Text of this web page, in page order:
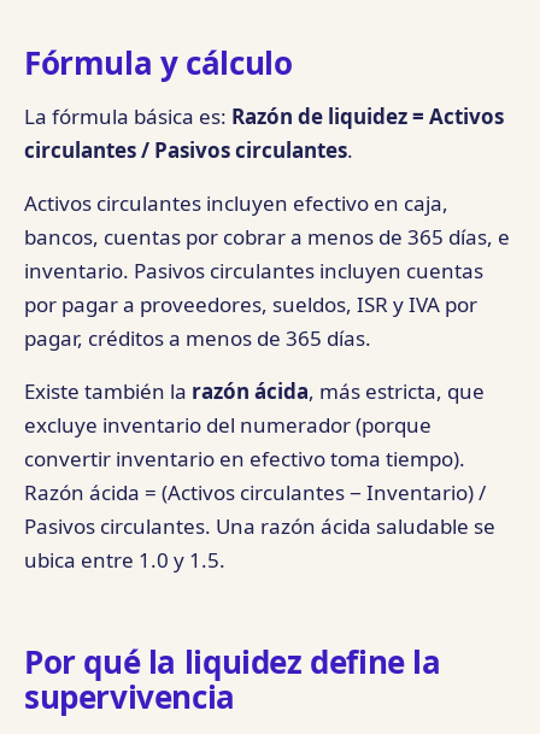
Fórmula y cálculo
La fórmula básica es: Razón de liquidez = Activos
circulantes / Pasivos circulantes.
Activos circulantes incluyen efectivo en caja,
bancos, cuentas por cobrar a menos de 365 días, e
inventario. Pasivos circulantes incluyen cuentas
por pagar a proveedores, sueldos, ISR y IVA por
pagar, créditos a menos de 365 días.
Existe también la razón ácida, más estricta, que
excluye inventario del numerador (porque
convertir inventario en efectivo toma tiempo).
Razón ácida = (Activos circulantes − Inventario) /
Pasivos circulantes. Una razón ácida saludable se
ubica entre 1.0 y 1.5.
Por qué la liquidez define la
supervivencia